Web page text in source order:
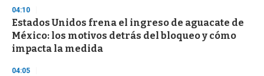
04:10
Estados Unidos frena el ingreso de aguacate de
México: los motivos detrás del bloqueo y cómo
impacta la medida
04:05